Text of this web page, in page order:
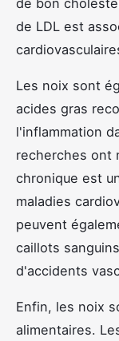
de bon
de LDL est
Les noix sont
acides gras
l'inflammation
recherches ont
chronique est
maladies
peuvent
caillots
d'accidents
Enfin, les noix
alimentaires.